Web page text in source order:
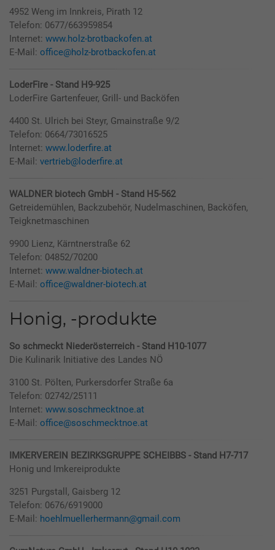
4952 Weng im Innkreis, Pirath 12
Telefon: 0677/663959854
Internet: www.holz-brotbackofen.at
E-Mail: office@holz-brotbackofen.at
LoderFire - Stand H9-925
LoderFire Gartenfeuer, Grill- und Backöfen
4400 St. Ulrich bei Steyr, Gmainstraße 9/2
Telefon: 0664/73016525
Internet: www.loderfire.at
E-Mail: vertrieb@loderfire.at
WALDNER biotech GmbH - Stand H5-562
Getreidemühlen, Backzubehör, Nudelmaschinen, Backöfen,
Teigknetmaschinen
9900 Lienz, Kärntnerstraße 62
Telefon: 04852/70200
Internet: www.waldner-biotech.at
E-Mail: office@waldner-biotech.at
Honig, -produkte
So schmeckt Niederösterreich - Stand H10-1077
Die Kulinarik Initiative des Landes NÖ
3100 St. Pölten, Purkersdorfer Straße 6a
Telefon: 02742/25111
Internet: www.soschmecktnoe.at
E-Mail: office@soschmecktnoe.at
IMKERVEREIN BEZIRKSGRUPPE SCHEIBBS - Stand H7-717
Honig und Imkereiprodukte
3251 Purgstall, Gaisberg 12
Telefon: 0676/6919000
E-Mail: hoehlmuellerhermann@gmail.com